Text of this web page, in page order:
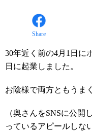
Share
30年近く前の4月1日に
日に起業しました。
お陰様で両方ともうま
（奥さんをSNSに公
っているアピールしな